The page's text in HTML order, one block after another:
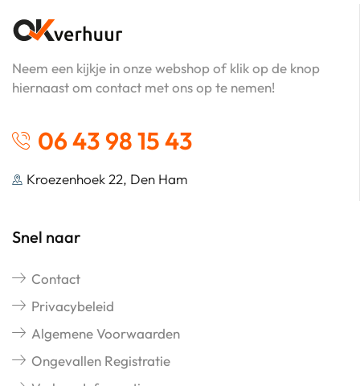
Neem een kijkje in onze webshop of klik op de knop
hiernaast om contact met ons op te nemen!
06 43 98 15 43
Kroezenhoek 22, Den Ham
Snel naar
Contact
Privacybeleid
Algemene Voorwaarden
Ongevallen Registratie